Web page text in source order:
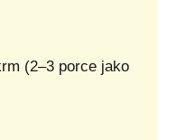
(2–3 porce jako